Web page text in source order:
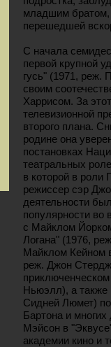
младшим братом,
перешедшей
С начала
первой крупной
гусь" (1971, реж.
своим
Харрисом. За
телевизионной
второго плана.
родине она
постановках
театральных
в которой в роли
режиссер сэр
деятельности
популярности во
с Майклом
Логана" (1976,
Майклом Кейном
реж. Джон
Ньюэлл), а также
Сидней Люмет)
Бартона и
Мэйсон в
академии кино и